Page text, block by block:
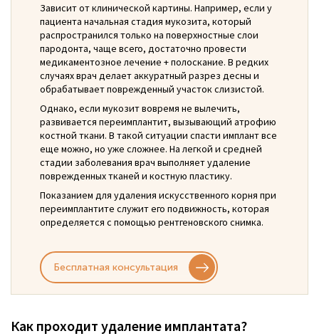
Зависит от клинической картины. Например, если у
пациента начальная стадия мукозита, который
распространился только на поверхностные слои
пародонта, чаще всего, достаточно провести
медикаментозное лечение + полоскание. В редких
случаях врач делает аккуратный разрез десны и
обрабатывает поврежденный участок слизистой.
Однако, если мукозит вовремя не вылечить,
развивается переимплантит, вызывающий атрофию
костной ткани. В такой ситуации спасти имплант все
еще можно, но уже сложнее. На легкой и средней
стадии заболевания врач выполняет удаление
поврежденных тканей и костную пластику.
Показанием для удаления искусственного корня при
переимплантите служит его подвижность, которая
определяется с помощью рентгеновского снимка.
Бесплатная консультация
Как проходит удаление имплантата?